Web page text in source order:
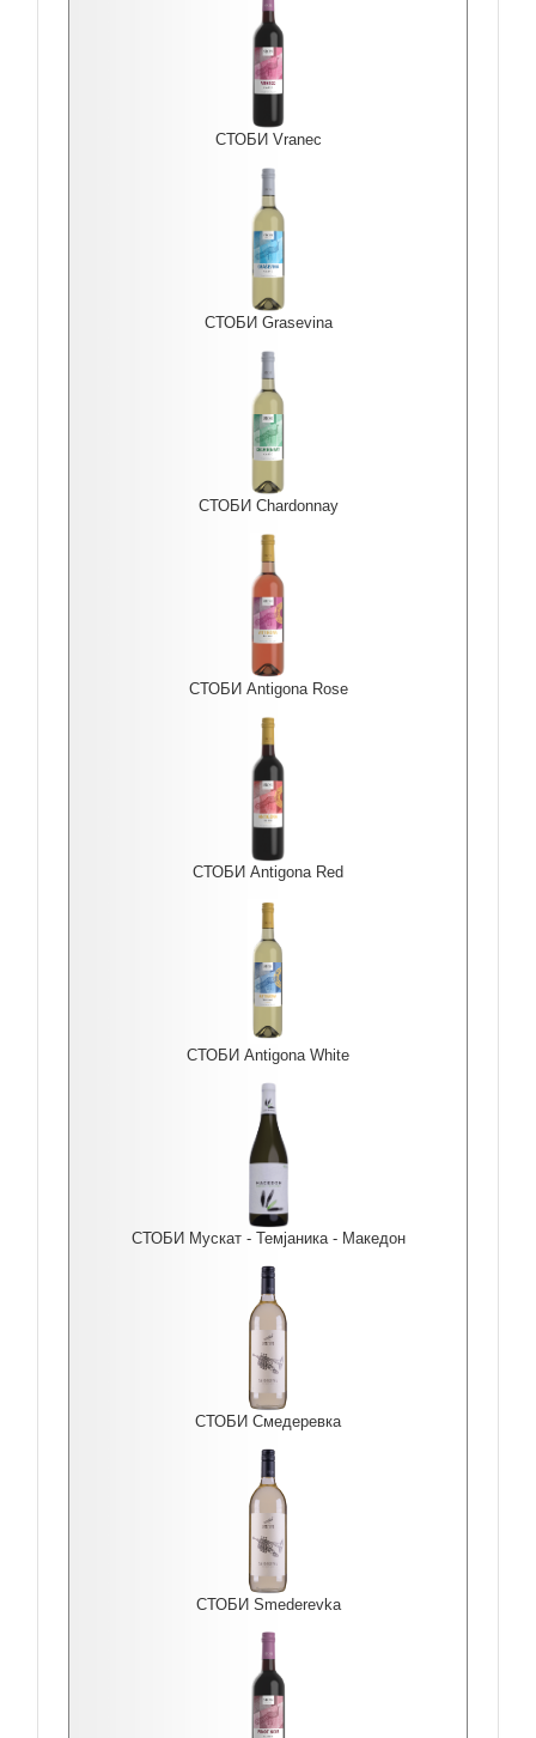
СТОБИ Vranec
СТОБИ Grasevina
СТОБИ Chardonnay
СТОБИ Antigona Rоse
СТОБИ Antigona Red
СТОБИ Antigona White
СТОБИ Мускат - Темјаника - Македон
СТОБИ Смедеревка
СТОБИ Smederevka